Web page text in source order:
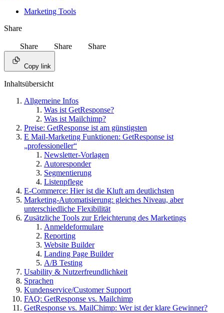
Marketing Tools
Share
Share Share Share
Copy link
Inhaltsübersicht
Allgemeine Infos
Was ist GetResponse?
Was ist Mailchimp?
Preise: GetResponse ist am günstigsten
E Mail-Marketing Funktionen: GetResponse ist
„professioneller“
Newsletter-Vorlagen
Autoresponder
Segmentierung
Listenpflege
E-Commerce: Hier ist die Kluft am deutlichsten
Marketing-Automatisierung: gleiches Niveau, aber
unterschiedliche Flexibilität
Zusätzliche Tools zur Erleichterung des Marketings
Anmeldeformulare
Reporting
Website Builder
Landing Page Builder
A/B Testing
Usability & Nutzerfreundlichkeit
Sprachen
Kundenservice/Customer Support
FAQ: GetResponse vs. Mailchimp
GetResponse vs. MailChimp: Wer ist der klare Gewinner?